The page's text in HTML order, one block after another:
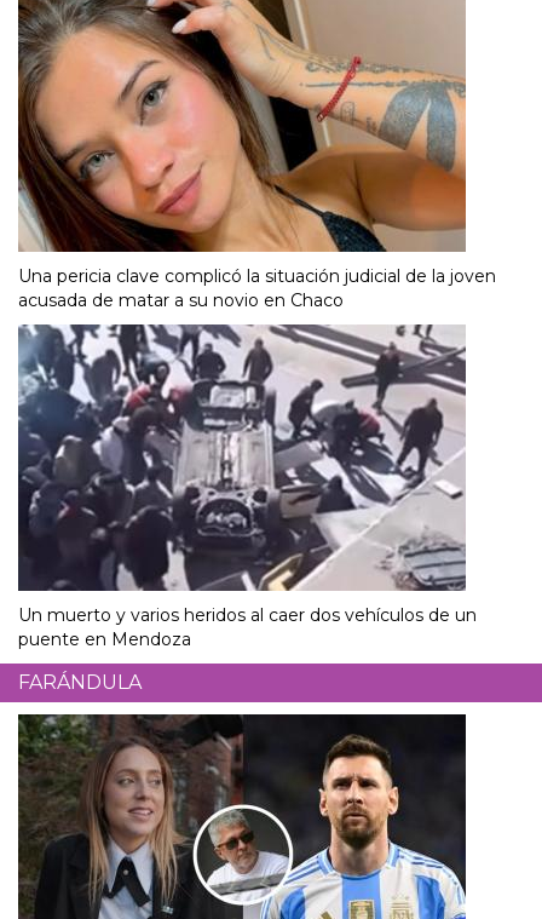
Una pericia clave complicó la situación judicial de la joven
acusada de matar a su novio en Chaco
Un muerto y varios heridos al caer dos vehículos de un
puente en Mendoza
FARÁNDULA